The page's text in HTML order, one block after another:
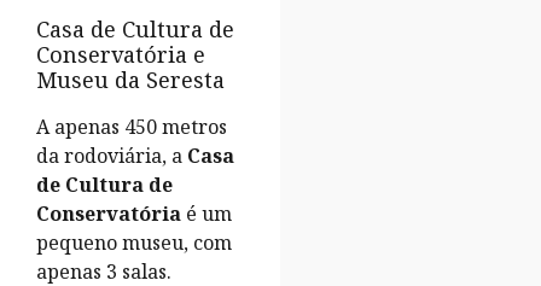
Casa de Cultura de
Conservatória e
Museu da Seresta
A apenas 450 metros
da rodoviária, a Casa
de Cultura de
Conservatória é um
pequeno museu, com
apenas 3 salas.